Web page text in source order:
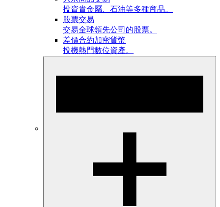
投資貴金屬、石油等多種商品。
股票交易
交易全球領先公司的股票。
差價合約加密貨幣
投機熱門數位資產。